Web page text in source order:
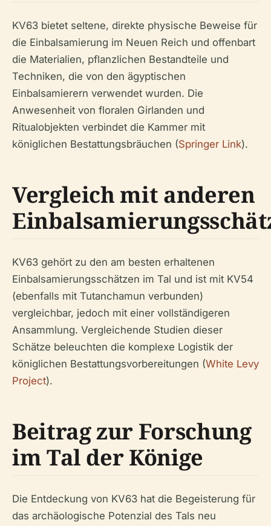
KV63 bietet seltene, direkte physische Beweise für
die Einbalsamierung im Neuen Reich und offenbart
die Materialien, pflanzlichen Bestandteile und
Techniken, die von den ägyptischen
Einbalsamierern verwendet wurden. Die
Anwesenheit von floralen Girlanden und
Ritualobjekten verbindet die Kammer mit
königlichen Bestattungsbräuchen (Springer Link).
Vergleich mit anderen
KV63 gehört zu den am besten erhaltenen
Einbalsamierungsschätzen im Tal und ist mit KV54
(ebenfalls mit Tutanchamun verbunden)
vergleichbar, jedoch mit einer vollständigeren
Ansammlung. Vergleichende Studien dieser
Schätze beleuchten die komplexe Logistik der
königlichen Bestattungsvorbereitungen (White Levy
Project).
Beitrag zur Forschung
im Tal der Könige
Die Entdeckung von KV63 hat die Begeisterung für
das archäologische Potenzial des Tals neu